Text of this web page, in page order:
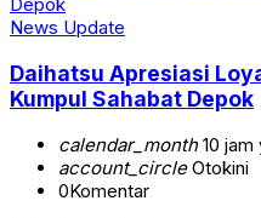
News Update
Daihatsu Apresiasi
Kumpul Sahabat Depok
calendar_month10 jam
account_circleOtokini
0Komentar